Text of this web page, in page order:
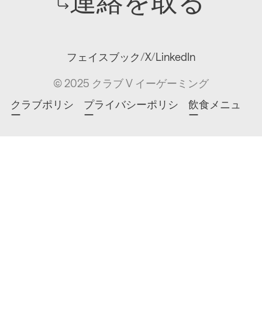
フェイスブック/X/LinkedIn
クラブポリシ
ー
プライバシーポリシ
ー
飲食メニュ
ー
© 2025 クラブ V イーゲーミング